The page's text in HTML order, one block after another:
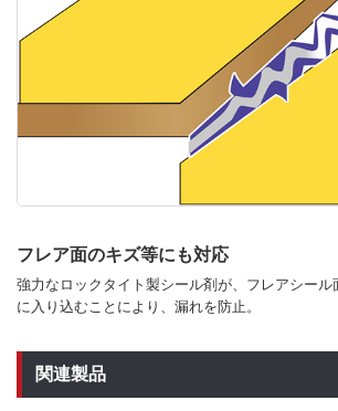
フレア面のキズ等にも対応
強力なロックタイト製シール剤が、フレアシー
に入り込むことにより、漏れを防止。
関連製品